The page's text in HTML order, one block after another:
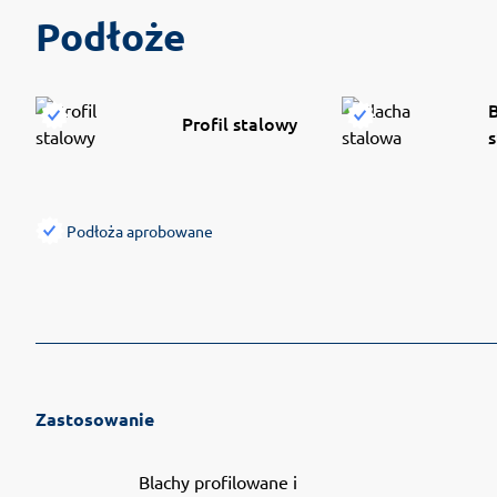
Podłoże
Profil stalowy
Podłoża aprobowane
Zastosowanie
Blachy profilowane i